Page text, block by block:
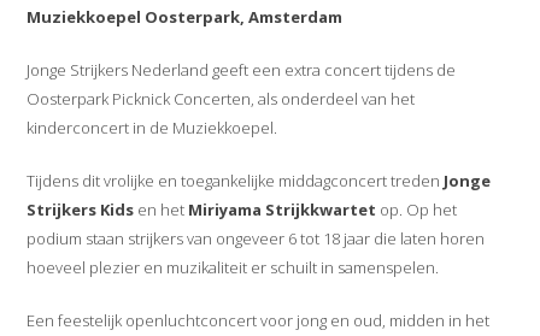
Muziekkoepel Oosterpark, Amsterdam
Jonge Strijkers Nederland geeft een extra concert tijdens de
Oosterpark Picknick Concerten, als onderdeel van het
kinderconcert in de Muziekkoepel.
Tijdens dit vrolijke en toegankelijke middagconcert treden Jonge
Strijkers Kids en het Miriyama Strijkkwartet op. Op het
podium staan strijkers van ongeveer 6 tot 18 jaar die laten horen
hoeveel plezier en muzikaliteit er schuilt in samenspelen.
Een feestelijk openluchtconcert voor jong en oud, midden in het